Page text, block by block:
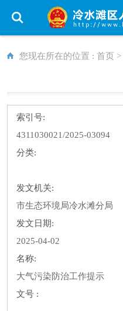
您现在所在的位置 : 首页 >
索引号:
4311030021/2025-03094
分类:
发文机关:
市生态环境局冷水滩分局
发文日期:
2025-04-02
名称:
大气污染防治工作提示
文号 :